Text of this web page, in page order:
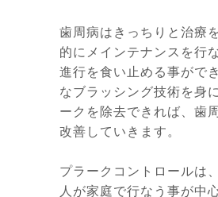
歯周病はきっちりと治療
的にメインテナンスを行
進行を食い止める事がで
なブラッシング技術を身
ークを除去できれば、歯
改善していきます。
プラークコントロールは
人が家庭で行なう事が中